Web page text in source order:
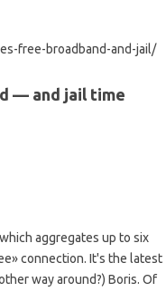
free-broadband-and-jail/
— and jail time
aggregates up to six
connection. It's the latest
way around?) Boris. Of